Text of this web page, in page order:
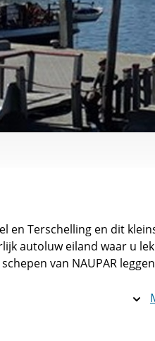
en Terschelling en dit
autoluw eiland waar u
van NAUPAR